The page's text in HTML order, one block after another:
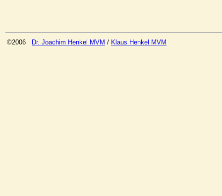
©2006 Dr. Joachim Henkel MVM / Klaus Henkel MVM